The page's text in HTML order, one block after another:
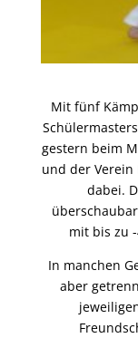
Mit fünf
gestern beim
und der
dabei.
mit bis zu
In manchen
aber